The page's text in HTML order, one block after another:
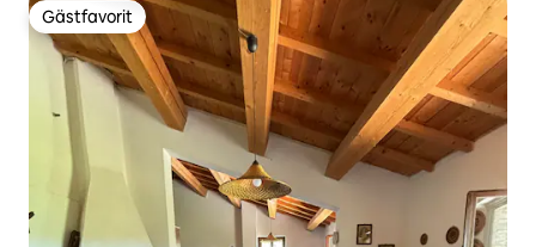
Gästfavorit
Gästfavorit